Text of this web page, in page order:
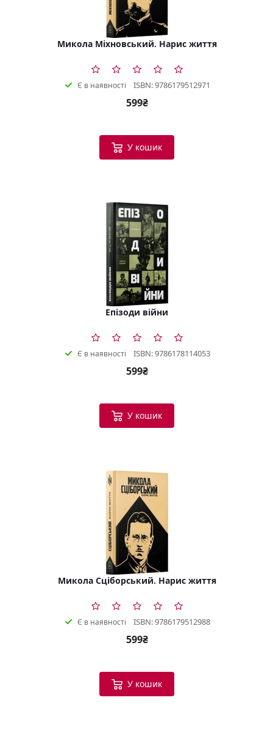
Микола Міхновський. Нарис життя
Є в наявності ISBN: 9786179512971
599₴
У кошик
Епізоди війни
Є в наявності ISBN: 9786178114053
599₴
У кошик
Микола Сціборський. Нарис життя
Є в наявності ISBN: 9786179512988
599₴
У кошик